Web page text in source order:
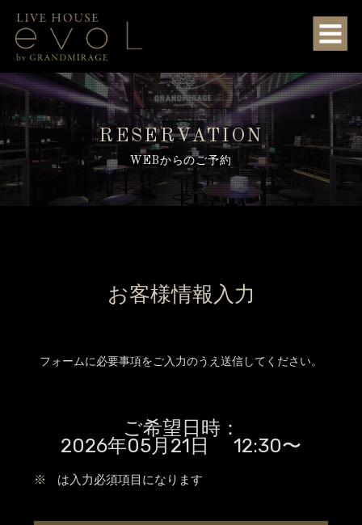
RESERVATION
WEBからのご予約
お客様情報入力
フォームに必要事項をご入力のうえ送信してください。
ご希望日時：
2026年05月21日 12:30〜
※ は入力必須項目になります